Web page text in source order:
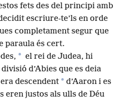
fets des del principi amb
escriure-te’ls en orde
completament segur que
paraula és cert.
* el rei de Judea, hi
d’Abies que es deia
descendent * d’Aaron i es
eren justos als ulls de Déu